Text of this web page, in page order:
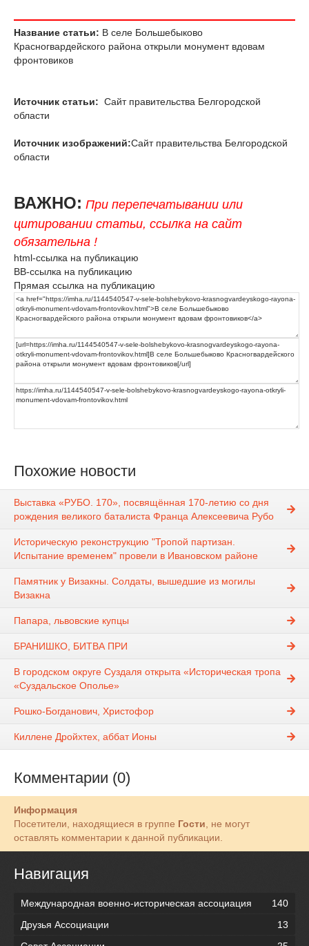
Название статьи: В селе Большебыково
Красногвардейского района открыли монумент вдовам
фронтовиков
Источник статьи: Сайт правительства Белгородской
области
Источник изображений:Сайт правительства Белгородской
области
ВАЖНО: При перепечатывании или
цитировании статьи, ссылка на сайт
обязательна !
html-ссылка на публикацию
BB-ссылка на публикацию
Прямая ссылка на публикацию
Похожие новости
Выставка «РУБО. 170», посвящённая 170-летию со дня
рождения великого баталиста Франца Алексеевича Рубо
Историческую реконструкцию "Тропой партизан.
Испытание временем" провели в Ивановском районе
Памятник у Визакны. Солдаты, вышедшие из могилы
Визакна
Папара, львовские купцы
БРАНИШКО, БИТВА ПРИ
В городском округе Суздаля открыта «Историческая тропа
«Суздальское Ополье»
Рошко-Богданович, Христофор
Киллене Дройхтех, аббат Ионы
Комментарии (0)
Информация
Посетители, находящиеся в группе Гости, не могут
оставлять комментарии к данной публикации.
Навигация
Международная военно-историческая ассоциация
140
Друзья Ассоциации
13